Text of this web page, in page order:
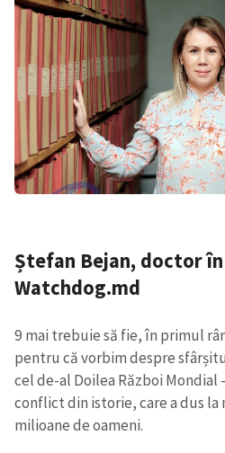
Ștefan Bejan, doctor
Watchdog.md
9 mai trebuie să fie, în primul
pentru că vorbim despre
cel de-al Doilea Război
conflict din istorie, care a dus la
milioane de oameni.